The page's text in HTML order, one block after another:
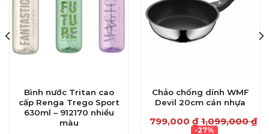
Bình nước Tritan cao
cấp Renga Trego Sport
630ml – 912170 nhiều
màu
Chảo chống dính WMF
Devil 20cm cán nhựa
799,000 ₫ 1,099,000₫
-27%